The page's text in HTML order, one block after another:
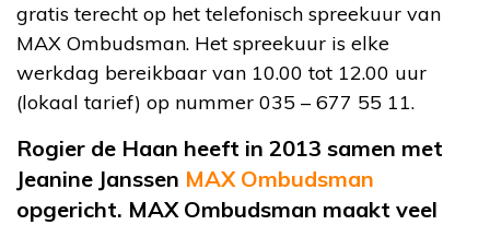
gratis terecht op het telefonisch spreekuur van
MAX Ombudsman. Het spreekuur is elke
werkdag bereikbaar van 10.00 tot 12.00 uur
(lokaal tarief) op nummer 035 – 677 55 11.
Rogier de Haan heeft in 2013 samen met
Jeanine Janssen MAX Ombudsman
opgericht. MAX Ombudsman maakt veel